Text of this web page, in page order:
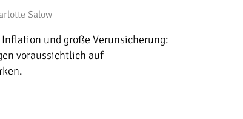
Salow
und große Verunsicherung:
voraussichtlich auf